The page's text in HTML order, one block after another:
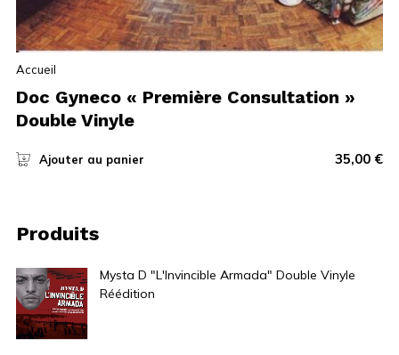
Accueil
Doc Gyneco « Première Consultation »
Double Vinyle
Ajouter au panier 35,00 €
Produits
Mysta D "L'Invincible Armada" Double Vinyle
Réédition